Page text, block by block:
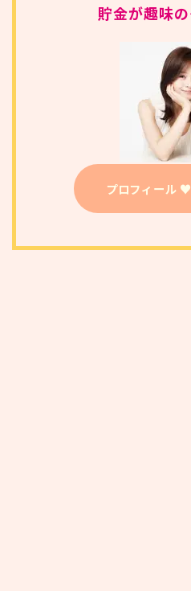
貯金が趣味の
プロフィール